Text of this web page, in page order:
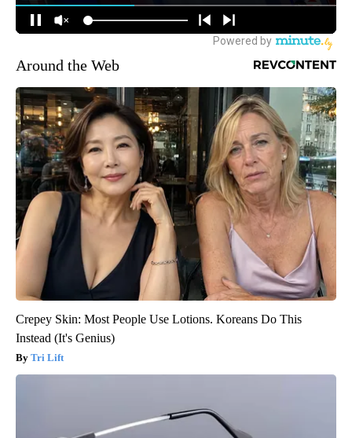
Around the Web
Crepey Skin: Most People Use Lotions. Koreans Do This
Instead (It's Genius)
Tri Lift